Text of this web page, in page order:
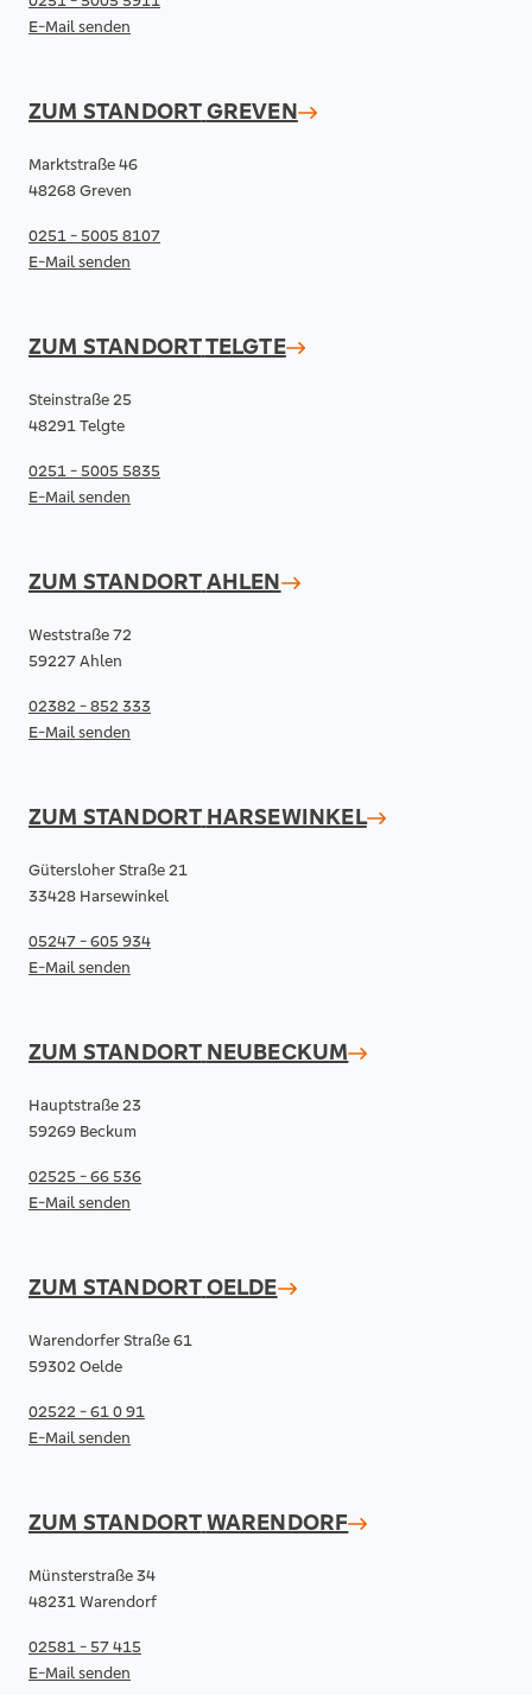
E-Mail senden
ZUM STANDORTGREVEN
Marktstraße 46
48268 Greven
0251 - 5005 8107
E-Mail senden
ZUM STANDORTTELGTE
Steinstraße 25
48291 Telgte
0251 - 5005 5835
E-Mail senden
ZUM STANDORTAHLEN
Weststraße 72
59227 Ahlen
02382 - 852 333
E-Mail senden
ZUM STANDORT HARSEWINKEL
Gütersloher Straße 21
33428 Harsewinkel
05247 - 605 934
E-Mail senden
ZUM STANDORT NEUBECKUM
Hauptstraße 23
59269 Beckum
02525 - 66 536
E-Mail senden
ZUM STANDORTOELDE
Warendorfer Straße 61
59302 Oelde
02522 - 61 0 91
E-Mail senden
ZUM STANDORTWARENDORF
Münsterstraße 34
48231 Warendorf
02581 - 57 415
E-Mail senden